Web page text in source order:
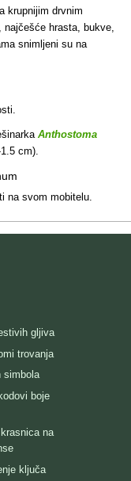
krupnijim drvnim
najčešće hrasta, bukve,
snimljeni su na
Anthostoma
cm).
na svom mobitelu.
gljiva
trovanja
simbola
boje
na
ključa